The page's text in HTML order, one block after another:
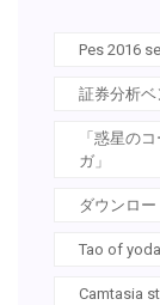
Pes 2016
証券分析ベ
「惑星の
ガ」
ダウンロ
Tao of
Camtasia